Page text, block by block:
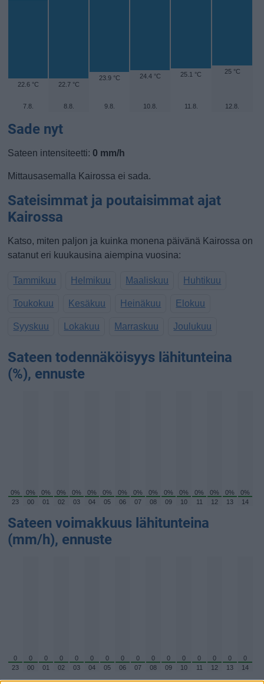
22.6 °C 22.7 °C
23.9 °C 24.4 °C 25.1 °C 25 °C
7.8. 8.8. 9.8. 10.8. 11.8. 12.8.
Sade nyt
Sateen intensiteetti: 0 mm/h
Mittausasemalla Kairossa ei sada.
Sateisimmat ja poutaisimmat ajat
Kairossa
Katso, miten paljon ja kuinka monena päivänä Kairossa on
satanut eri kuukausina aiempina vuosina:
Tammikuu Helmikuu Maaliskuu Huhtikuu
Toukokuu Kesäkuu Heinäkuu Elokuu
Syyskuu Lokakuu Marraskuu Joulukuu
Sateen todennäköisyys lähitunteina
(%), ennuste
0% 0% 0% 0% 0% 0% 0% 0% 0% 0% 0% 0% 0% 0% 0%
0%
23
00 01 02 03 04 05 06 07 08 09 10 11 12 13 14
Sateen voimakkuus lähitunteina
(mm/h), ennuste
0 0 0 0 0 0 0 0 0 0 0 0 0 0 0
0
23
00 01 02 03 04 05 06 07 08 09 10 11 12 13 14